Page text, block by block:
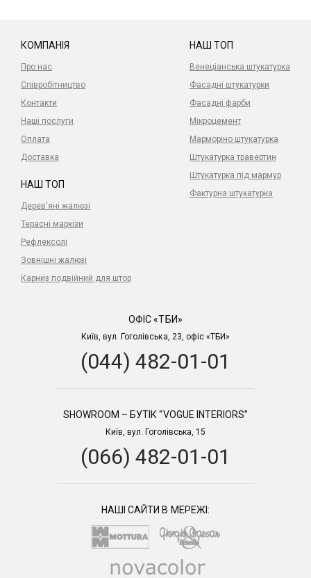
КОМПАНІЯ
Про нас
Співробітництво
Контакти
Наші послуги
Оплата
Доставка
НАШ ТОП
Венеціанська штукатурка
Фасадні штукатурки
Фасадні фарби
Мікроцемент
Марморіно штукатурка
Штукатурка травертин
Штукатурка під мармур
Фактурна штукатурка
НАШ ТОП
Дерев'яні жалюзі
Терасні маркізи
Рефлексолі
Зовнішні жалюзі
Карниз подвійний для штор
ОФІС «ТБИ»
Київ, вул. Гоголівська, 23, офіс «ТБИ»
(044) 482-01-01
SHOWROOM – БУТІК “VOGUE INTERIORS”
Київ, вул. Гоголівська, 15
(066) 482-01-01
НАШІ САЙТИ В МЕРЕЖІ: